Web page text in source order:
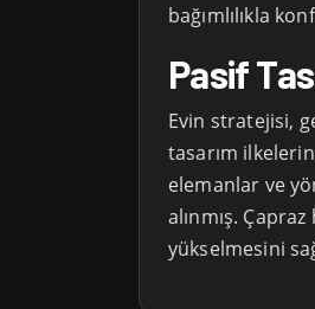
bağımlılıkla
Pasif
Evin stratejisi,
tasarım
elemanlar ve
alınmış.
yükselmesini